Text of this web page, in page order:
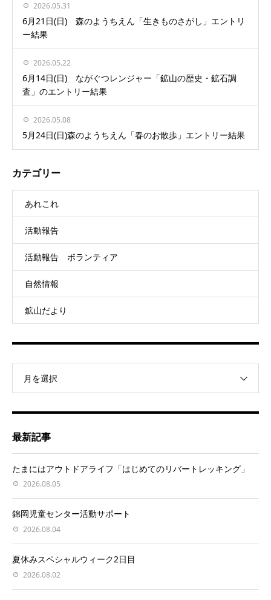
2026.05.31
6月21日(日) 森のようちえん「生きものさがし」エントリ
ー結果
2026.05.22
6月14日(日) ながぐつレンジャー「鉱山の歴史・鉱石調
査」のエントリー結果
2026.05.08
5月24日(日)森のようちえん「春のお散歩」エントリー結果
カテゴリー
あれこれ
活動報告
活動報告 ボランティア
自然情報
鉱山だより
月を選択
最新記事
たまにはアウトドアライフ「はじめてのリバートレッキング」
2026.08.05
錦岡児童センター活動サポート
2026.08.04
夏休みスペシャルウィーク2日目
2026.08.02